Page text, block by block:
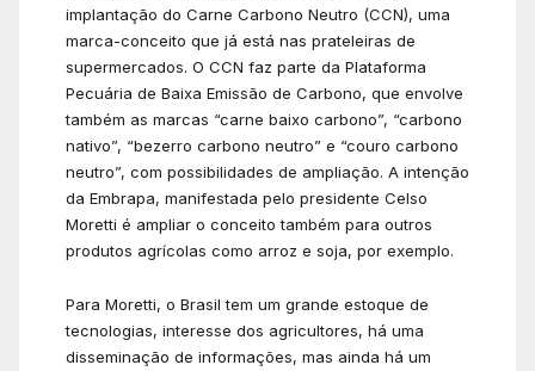
implantação do Carne Carbono Neutro (CCN), uma
marca-conceito que já está nas prateleiras de
supermercados. O CCN faz parte da Plataforma
Pecuária de Baixa Emissão de Carbono, que envolve
também as marcas “carne baixo carbono”, “carbono
nativo”, “bezerro carbono neutro” e “couro carbono
neutro”, com possibilidades de ampliação. A intenção
da Embrapa, manifestada pelo presidente Celso
Moretti é ampliar o conceito também para outros
produtos agrícolas como arroz e soja, por exemplo.
Para Moretti, o Brasil tem um grande estoque de
tecnologias, interesse dos agricultores, há uma
disseminação de informações, mas ainda há um